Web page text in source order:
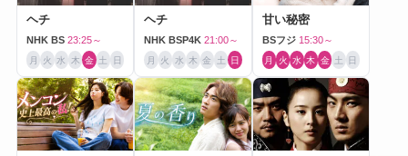
ヘチ
NHK BS 23:25～
月 火 水 木 金 土 日
ヘチ
NHK BSP4K 21:00～
月 火 水 木 金 土 日
甘い秘密
BSフジ 15:30～
月 火 水 木 金 土 日